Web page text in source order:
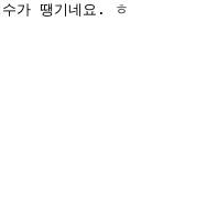
가 땡기네요. ㅎ